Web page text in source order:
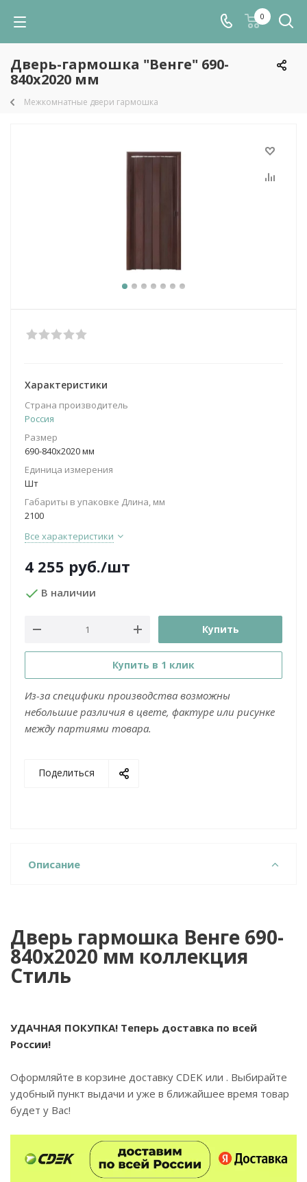
0
Дверь-гармошка "Венге" 690-
840х2020 мм
Межкомнатные двери гармошка
Характеристики
Страна производитель
Россия
Размер
690-840х2020 мм
Единица измерения
Шт
Габариты в упаковке Длина, мм
2100
Все характеристики
4 255 руб./шт
В наличии
Купить
Купить в 1 клик
Из-за специфики производства возможны
небольшие различия в цвете, фактуре или рисунке
между партиями товара.
Поделиться
Описание
Дверь гармошка Венге 690-
840х2020 мм коллекция
Стиль
УДАЧНАЯ ПОКУПКА! Теперь доставка по всей
России!
Оформляйте в корзине доставку CDEK или . Выбирайте
удобный пункт выдачи и уже в ближайшее время товар
будет у Вас!